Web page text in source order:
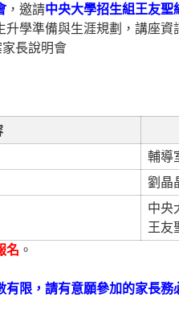
，邀請中央大學招生組王友聖
學準備與生涯規劃，講座資
長說明會
輔導
劉晶
中央
王友
名 。
有限，請有意願參加的家長